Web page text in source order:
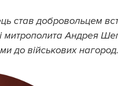
став добровольцем
митрополита Андрея
до військових нагород.